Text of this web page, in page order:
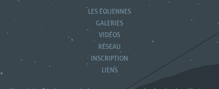
LES ÉOLIENNES
GALERIES
VIDÉOS
RÉSEAU
INSCRIPTION
LIENS